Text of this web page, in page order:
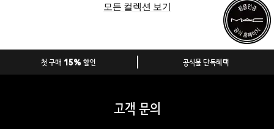
* 5월 22일 맥 공식 온라인 몰에서 선 출시됩니다.
* 6월 2일 전국 모든 맥 매장에서 만나보실 수 있습니다.
모든 컬렉션 보기
첫 구매 15% 할인 공식몰 단독혜택
고객 문의